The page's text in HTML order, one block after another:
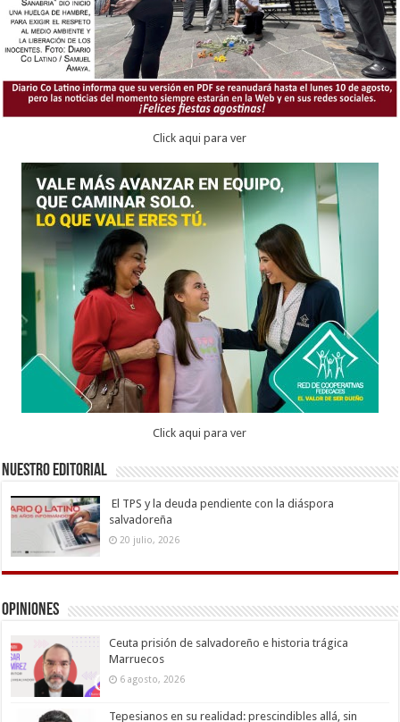
Click aqui para ver
Click aqui para ver
Nuestro Editorial
El TPS y la deuda pendiente con la diáspora
salvadoreña
20 julio, 2026
Opiniones
Ceuta prisión de salvadoreño e historia trágica
Marruecos
6 agosto, 2026
Tepesianos en su realidad: prescindibles allá, sin